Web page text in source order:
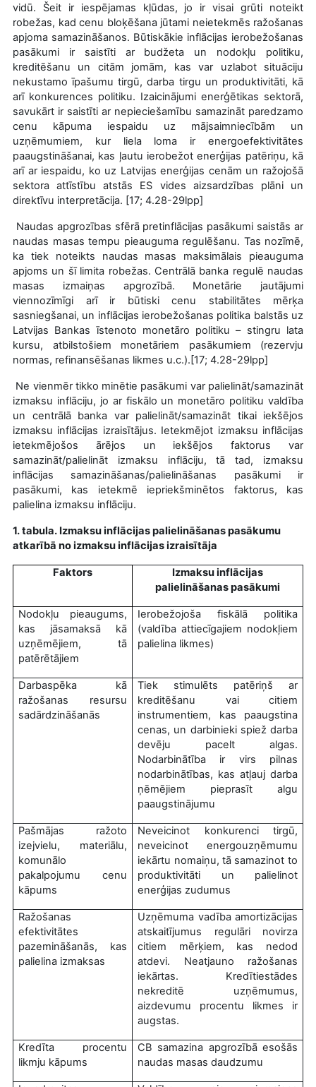
vidū. Šeit ir iespējamas kļūdas, jo ir visai grūti noteikt
robežas, kad cenu bloķēšana jūtami neietekmēs ražošanas
apjoma samazināšanos. Būtiskākie inflācijas ierobežošanas
pasākumi ir saistīti ar budžeta un nodokļu politiku,
kreditēšanu un citām jomām, kas var uzlabot situāciju
nekustamo īpašumu tirgū, darba tirgu un produktivitāti, kā
arī konkurences politiku. Izaicinājumi enerģētikas sektorā,
savukārt ir saistīti ar nepieciešamību samazināt paredzamo
cenu kāpuma iespaidu uz mājsaimniecībām un
uzņēmumiem, kur liela loma ir energoefektivitātes
paaugstināšanai, kas ļautu ierobežot enerģijas patēriņu, kā
arī ar iespaidu, ko uz Latvijas enerģijas cenām un ražojošā
sektora attīstību atstās ES vides aizsardzības plāni un
direktīvu interpretācija. [17; 4.28-29lpp]
Naudas apgrozības sfērā pretinflācijas pasākumi saistās ar
naudas masas tempu pieauguma regulēšanu. Tas nozīmē,
ka tiek noteikts naudas masas maksimālais pieauguma
apjoms un šī limita robežas. Centrālā banka regulē naudas
masas izmaiņas apgrozībā. Monetārie jautājumi
viennozīmīgi arī ir būtiski cenu stabilitātes mērķa
sasniegšanai, un inflācijas ierobežošanas politika balstās uz
Latvijas Bankas īstenoto monetāro politiku – stingru lata
kursu, atbilstošiem monetāriem pasākumiem (rezervju
normas, refinansēšanas likmes u.c.).[17; 4.28-29lpp]
Ne vienmēr tikko minētie pasākumi var palielināt/samazināt
izmaksu inflāciju, jo ar fiskālo un monetāro politiku valdība
un centrālā banka var palielināt/samazināt tikai iekšējos
izmaksu inflācijas izraisītājus. Ietekmējot izmaksu inflācijas
ietekmējošos ārējos un iekšējos faktorus var
samazināt/palielināt izmaksu inflāciju, tā tad, izmaksu
inflācijas samazināšanas/palielināšanas pasākumi ir
pasākumi, kas ietekmē iepriekšminētos faktorus, kas
palielina izmaksu inflāciju.
1. tabula. Izmaksu inflācijas palielināšanas pasākumu
atkarībā no izmaksu inflācijas izraisītāja
Faktors
Izmaksu inflācijas
palielināšanas pasākumi
Nodokļu pieaugums,
kas jāsamaksā kā
uzņēmējiem, tā
patērētājiem
Ierobežojoša fiskālā politika
(valdība attiecīgajiem nodokļiem
palielina likmes)
Darbaspēka kā
ražošanas resursu
sadārdzināšanās
Tiek stimulēts patēriņš ar
kreditēšanu vai citiem
instrumentiem, kas paaugstina
cenas, un darbinieki spiež darba
devēju pacelt algas.
Nodarbinātība ir virs pilnas
nodarbinātības, kas atļauj darba
ņēmējiem pieprasīt algu
paaugstinājumu
Pašmājas ražoto
izejvielu, materiālu,
komunālo
pakalpojumu cenu
kāpums
Neveicinot konkurenci tirgū,
neveicinot energouzņēmumu
iekārtu nomaiņu, tā samazinot to
produktivitāti un palielinot
enerģijas zudumus
Ražošanas
efektivitātes
pazemināšanās, kas
palielina izmaksas
Uzņēmuma vadība amortizācijas
atskaitījumus regulāri novirza
citiem mērķiem, kas nedod
atdevi. Neatjauno ražošanas
iekārtas. Kredītiestādes
nekreditē uzņēmumus,
aizdevumu procentu likmes ir
augstas.
Kredīta procentu
likmju kāpums
CB samazina apgrozībā esošās
naudas masas daudzumu